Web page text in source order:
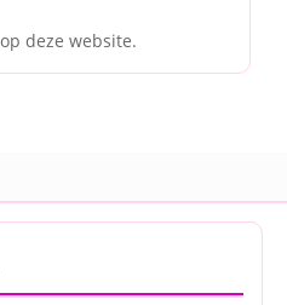
deze website.